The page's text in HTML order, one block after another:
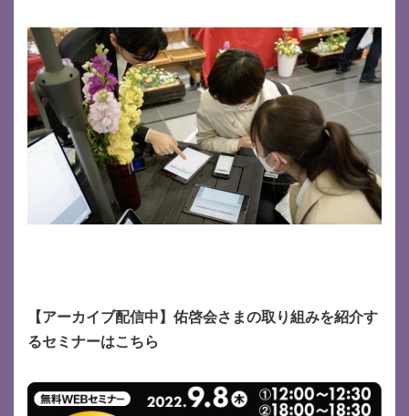
【アーカイブ配信中】佑啓会さまの取り組みを紹介す
るセミナーはこちら